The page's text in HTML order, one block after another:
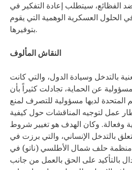
الفظائع، سيتطلب إعادة التفكير في
الحلول العسكرية الوهمية التي يقوم
بتوفيرها.
النقاش المألوف
بالتدخل وسيادة الدول، والتي كانت
عن الحماية، تجادلت كثيراً بأن
المتحدة لديها مسؤولية للتصرف لمنع
عمل لتوجيه المناقشات حول كيفية
وفعالة. وكان الهدف هو تغيير شروط
بالتدخل الإنساني، والتي برزت في
حلف شمال الأطلسي (ناتو) في
بالتأكيد على الحق بالعمل من جانب